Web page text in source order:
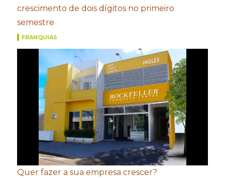
crescimento de dois dígitos no primeiro
semestre
FRANQUIAS
Quer fazer a sua empresa crescer?